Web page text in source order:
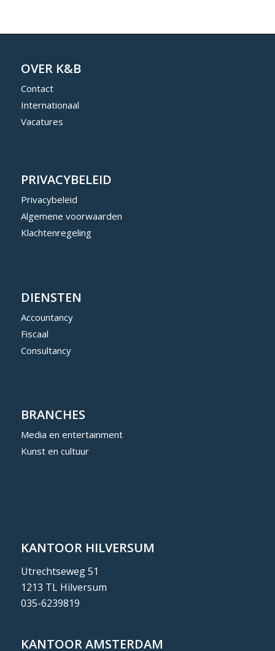
OVER K&B
Contact
Internationaal
Vacatures
PRIVACYBELEID
Privacybeleid
Algemene voorwaarden
Klachtenregeling
DIENSTEN
Accountancy
Fiscaal
Consultancy
BRANCHES
Media en entertainment
Kunst en cultuur
KANTOOR HILVERSUM
Utrechtseweg 51
1213 TL Hilversum
035-6239819
KANTOOR AMSTERDAM